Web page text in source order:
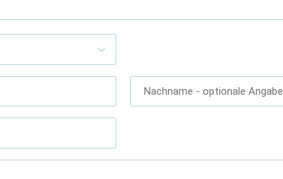
Nachname - optionale Angabe